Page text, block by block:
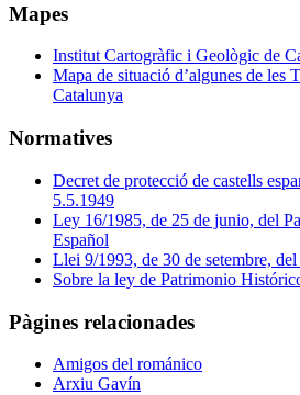
Mapes
Institut Cartogràfic i Geològic de
Mapa de situació d’algunes de les
Catalunya
Normatives
Decret de protecció de castells
5.5.1949
Ley 16/1985, de 25 de junio, del
Español
Llei 9/1993, de 30 de setembre,
Sobre la ley de Patrimonio
Pàgines relacionades
Amigos del románico
Arxiu Gavín